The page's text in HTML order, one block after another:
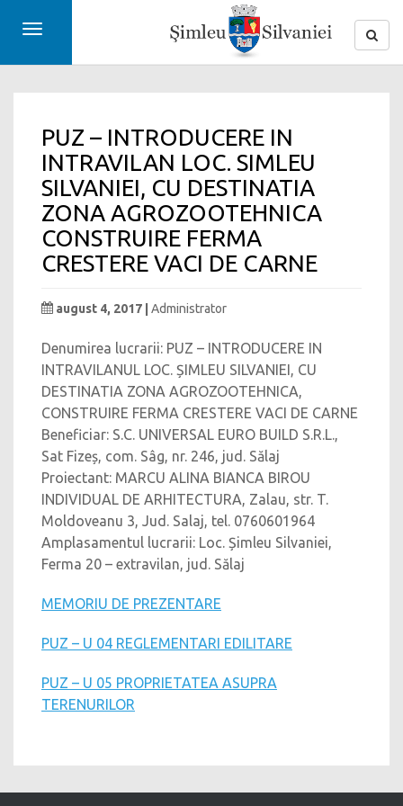
Toggle
PUZ – INTRODUCERE IN
INTRAVILAN LOC. SIMLEU
SILVANIEI, CU DESTINATIA
ZONA AGROZOOTEHNICA
CONSTRUIRE FERMA
CRESTERE VACI DE CARNE
august 4, 2017 | Administrator
Denumirea lucrarii: PUZ – INTRODUCERE IN
INTRAVILANUL LOC. ȘIMLEU SILVANIEI, CU
DESTINATIA ZONA AGROZOOTEHNICA,
CONSTRUIRE FERMA CRESTERE VACI DE CARNE
Beneficiar: S.C. UNIVERSAL EURO BUILD S.R.L.,
Sat Fizeș, com. Sâg, nr. 246, jud. Sălaj
Proiectant: MARCU ALINA BIANCA BIROU
INDIVIDUAL DE ARHITECTURA, Zalau, str. T.
Moldoveanu 3, Jud. Salaj, tel. 0760601964
Amplasamentul lucrarii: Loc. Șimleu Silvaniei,
Ferma 20 – extravilan, jud. Sălaj
MEMORIU DE PREZENTARE
PUZ – U 04 REGLEMENTARI EDILITARE
PUZ – U 05 PROPRIETATEA ASUPRA
TERENURILOR